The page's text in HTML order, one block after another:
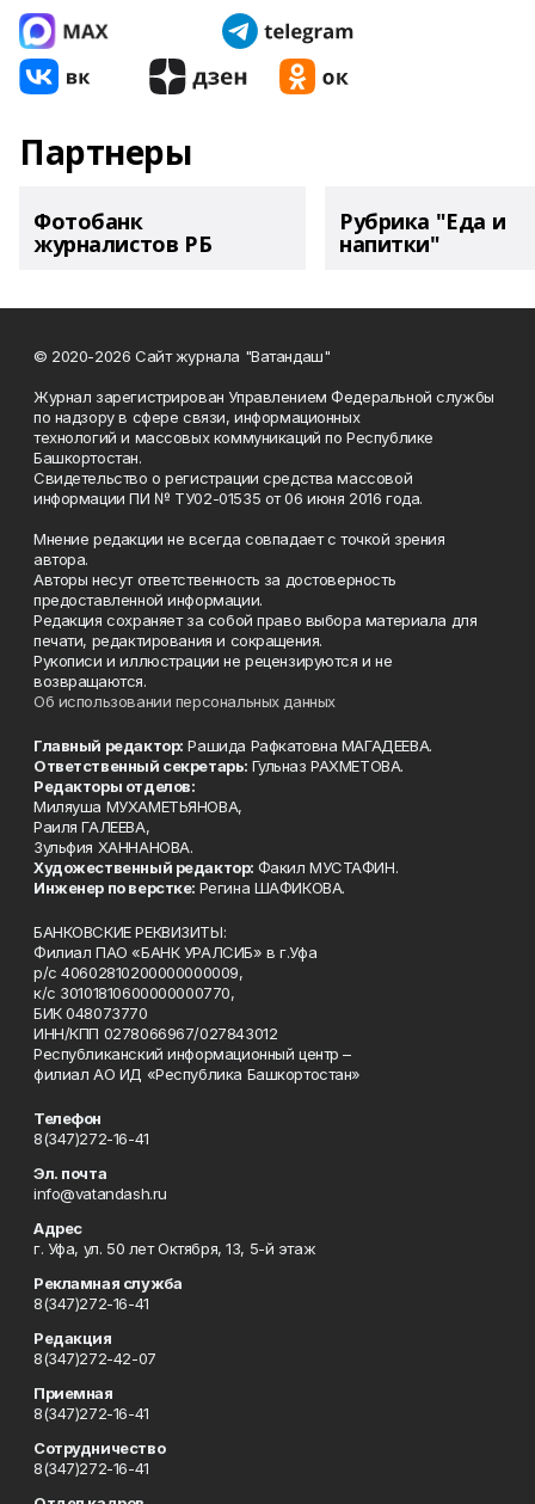
Партнеры
Фотобанк
журналистов РБ
Рубрика "Еда и
напитки"
© 2020-2026 Сайт журнала "Ватандаш"
Журнал зарегистрирован Управлением Федеральной службы
по надзору в сфере связи, информационных
технологий и массовых коммуникаций по Республике
Башкортостан.
Свидетельство о регистрации средства массовой
информации ПИ № ТУ02-01535 от 06 июня 2016 года.
Мнение редакции не всегда совпадает с точкой зрения
автора.
Авторы несут ответственность за достоверность
предоставленной информации.
Редакция сохраняет за собой право выбора материала для
печати, редактирования и сокращения.
Рукописи и иллюстрации не рецензируются и не
возвращаются.
Об использовании персональных данных
Главный редактор: Рашида Рафкатовна МАГАДЕЕВА.
Ответственный секретарь: Гульназ РАХМЕТОВА.
Редакторы отделов:
Миляуша МУХАМЕТЬЯНОВА,
Раиля ГАЛЕЕВА,
Зульфия ХАННАНОВА.
Художественный редактор: Факил МУСТАФИН.
Инженер по верстке: Регина ШАФИКОВА.
БАНКОВСКИЕ РЕКВИЗИТЫ:
Филиал ПАО «БАНК УРАЛСИБ» в г.Уфа
р/с 40602810200000000009,
к/с 30101810600000000770,
БИК 048073770
ИНН/КПП 0278066967/027843012
Республиканский информационный центр –
филиал АО ИД «Республика Башкортостан»
Телефон
8(347)272-16-41
Эл. почта
info@vatandash.ru
Адрес
г. Уфа, ул. 50 лет Октября, 13, 5-й этаж
Рекламная служба
8(347)272-16-41
Редакция
8(347)272-42-07
Приемная
8(347)272-16-41
Сотрудничество
8(347)272-16-41